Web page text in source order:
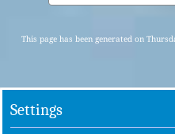
This page has been generated on
Settings